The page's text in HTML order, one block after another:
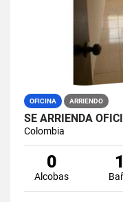
OFICINA ARRIENDO
Colombia
0
Alcobas
1